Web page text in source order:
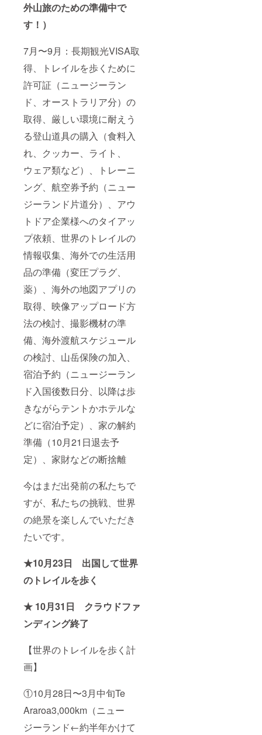
外山旅のための準備中で
す！）
7月〜9月： 長期観光VISA取
得、
トレイルを歩くために
許可証（ニュージーラン
ド、オーストラリア分）の
取得、厳しい環境に耐えう
る登山道具の購入（食料入
れ、クッカー、ライト、
ウェア類など）、トレーニ
ング、 航空券予約（ニュー
ジーランド片道分）、アウ
トドア企業様へのタイアッ
プ依頼、世界のトレイルの
情報収集、海外での生活用
品の準備（変圧プラグ、
薬）、海外の地図アプリの
取得、映像アップロード方
法の検討、撮影機材の準
備、海外渡航スケジュール
の検討、山岳保険の加入、
宿泊予約（ニュージーラン
ド入国後数日分、以降は歩
きながらテントかホテルな
どに宿泊予定）、 家の解約
準備（10月21日退去予
定）、家財などの断捨離
今はまだ出発前の私たちで
すが、私たちの挑戦、世界
の絶景を楽しんでいただき
たいです。
★10月23日 出国して世界
のトレイルを歩く
★ 10月31日 クラウドファ
ンディング終了
【世界のトレイルを歩く計
画】
①10月28日〜3月中旬Te
Araroa3,000km（ニュー
ジーランド←約半年かけて